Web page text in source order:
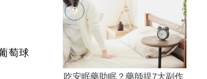
萄球
吃安眠藥助眠？藥師提7大副作